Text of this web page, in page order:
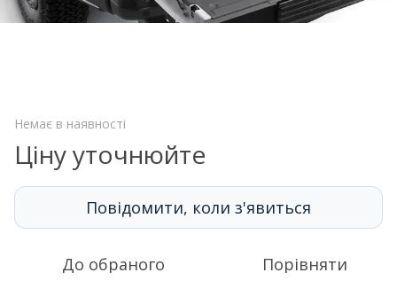
Немає в наявності
Ціну уточнюйте
Повідомити, коли з'явиться
До обраного Порівняти